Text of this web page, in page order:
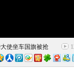
使坐车国旗被抢